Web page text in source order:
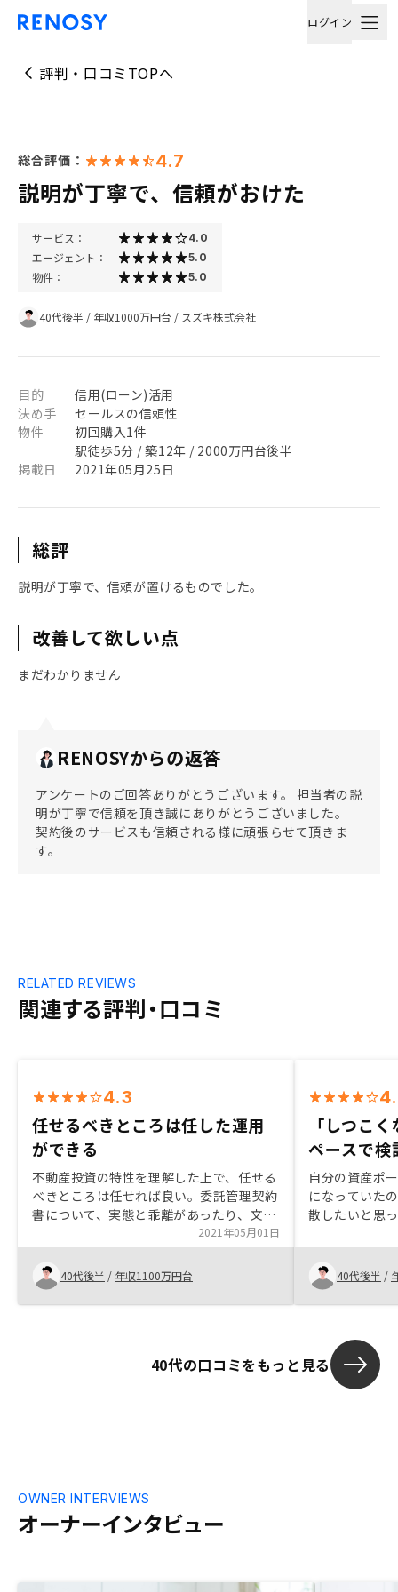
ログイン
評判・口コミTOPへ
総合評価： 4.7
説明が丁寧で、信頼がおけた
サービス： 4.0
エージェント： 5.0
物件： 5.0
40代後半 / 年収1000万円台 / スズキ株式会社
目的
信用(ローン)活用
決め手
セールスの信頼性
物件
初回購入1件
駅徒歩5分 / 築12年 / 2000万円台後半
掲載日
2021年05月25日
総評
説明が丁寧で、信頼が置けるものでした。
改善して欲しい点
まだわかりません
RENOSYからの返答
アンケートのご回答ありがとうございます。 担当者の説
明が丁寧で信頼を頂き誠にありがとうございました。
契約後のサービスも信頼される様に頑張らせて頂きま
す。
関連する評判・口コミ
RELATED REVIEWS
4.3
任せるべきところは任した運用
ができる
不動産投資の特性を理解した上で、任せる
べきところは任せれば良い。委託管理契約
書について、実態と乖離があったり、文言
が適当でない場合があったので直した方が
良いと思います。
2021年05月01日
40代後半 / 年収1100万円台
「しつこ
ペースで検
自分の資産ポ
になっていた
散したいと思
メリットとデ
するまで数回
ださいました
ではローンを
りしたのです
つこく食い下
した． 結局数か月後に，不動産投資の検
40代後半 /
40代の口コミをもっと見る
オーナーインタビュー
OWNER INTERVIEWS